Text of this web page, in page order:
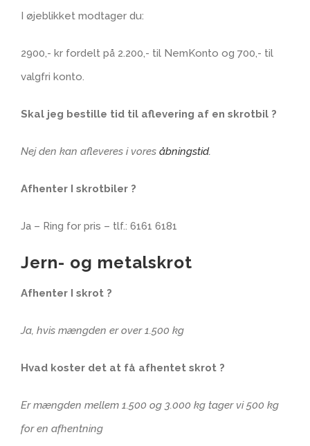
I øjeblikket modtager du:
2900,- kr fordelt på 2.200,- til NemKonto og 700,- til
valgfri konto.
Skal jeg bestille tid til aflevering af en skrotbil ?
Nej den kan afleveres i vores åbningstid.
Afhenter I skrotbiler ?
Ja – Ring for pris – tlf.: 6161 6181
Jern- og metalskrot
Afhenter I skrot ?
Ja, hvis mængden er over 1.500 kg
Hvad koster det at få afhentet skrot ?
Er mængden mellem 1.500 og 3.000 kg tager vi 500 kg
for en afhentning